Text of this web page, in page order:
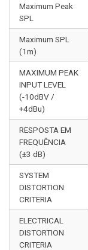
Maximum Peak
SPL
Maximum SPL
(1m)
MAXIMUM PEAK
INPUT LEVEL
(-10dBV /
+4dBu)
RESPOSTA EM
FREQUÊNCIA
(±3 dB)
SYSTEM
DISTORTION
CRITERIA
ELECTRICAL
DISTORTION
CRITERIA